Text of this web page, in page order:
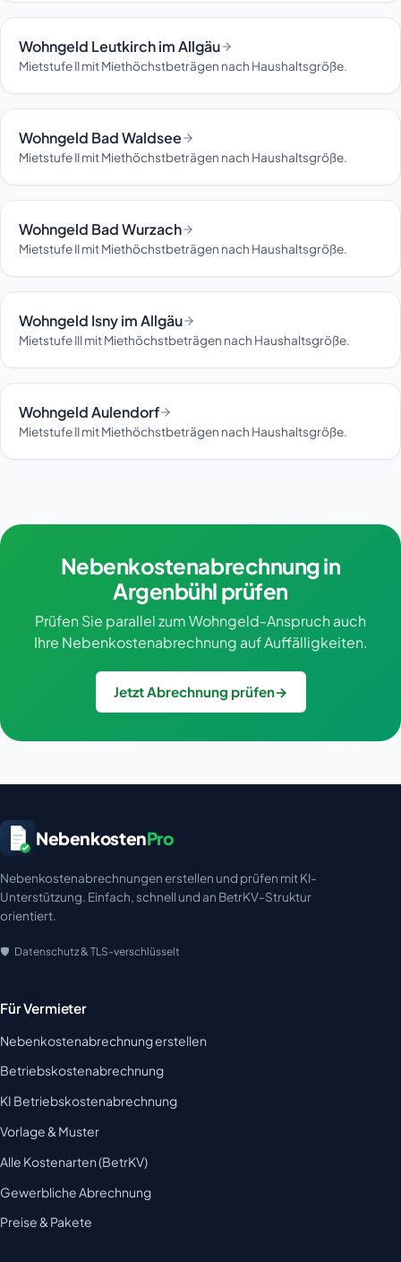
Wohngeld Leutkirch im Allgäu
Mietstufe II mit Miethöchstbeträgen nach Haushaltsgröße.
Wohngeld Bad Waldsee
Mietstufe II mit Miethöchstbeträgen nach Haushaltsgröße.
Wohngeld Bad Wurzach
Mietstufe II mit Miethöchstbeträgen nach Haushaltsgröße.
Wohngeld Isny im Allgäu
Mietstufe III mit Miethöchstbeträgen nach Haushaltsgröße.
Wohngeld Aulendorf
Mietstufe II mit Miethöchstbeträgen nach Haushaltsgröße.
Nebenkostenabrechnung in
Argenbühl prüfen
Prüfen Sie parallel zum Wohngeld-Anspruch auch
Ihre Nebenkostenabrechnung auf Auffälligkeiten.
Jetzt Abrechnung prüfen→
NebenkostenPro
Nebenkostenabrechnungen erstellen und prüfen mit KI-
Unterstützung. Einfach, schnell und an BetrKV-Struktur
orientiert.
Datenschutz & TLS-verschlüsselt
Für Vermieter
Nebenkostenabrechnung erstellen
Betriebskostenabrechnung
KI Betriebskostenabrechnung
Vorlage & Muster
Alle Kostenarten (BetrKV)
Gewerbliche Abrechnung
Preise & Pakete